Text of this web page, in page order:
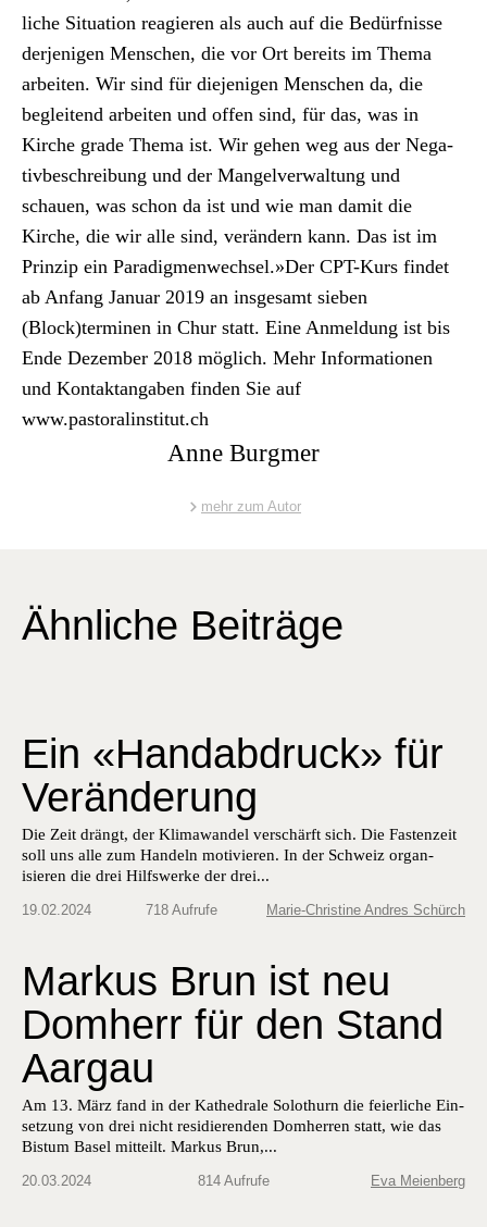
liche Sit­u­a­tion reagieren als auch auf die Bedürfnisse
der­jeni­gen Men­schen, die vor Ort bere­its im The­ma
arbeit­en. Wir sind für diejeni­gen Men­schen da, die
beglei­t­end arbeit­en und offen sind, für das, was in
Kirche grade The­ma ist. Wir gehen weg aus der Neg­a­
tivbeschrei­bung und der Man­gelver­wal­tung und
schauen, was schon da ist und wie man damit die
Kirche, die wir alle sind, verän­dern kann. Das ist im
Prinzip ein Par­a­dig­men­wech­sel.»Der CPT-Kurs find­et
ab Anfang Jan­u­ar 2019 an ins­ge­samt sieben
(Block)terminen in Chur statt. Eine Anmel­dung ist bis
Ende Dezem­ber 2018 möglich. Mehr Infor­ma­tio­nen
und Kon­tak­tangaben find­en Sie auf
www.pastoralinstitut.ch
Anne Burgmer
mehr zum Autor
Ähnliche Beiträge
Ein «Handabdruck» für
Veränderung
Die Zeit drängt, der Kli­mawan­del ver­schärft sich. Die Fas­ten­zeit
soll uns alle zum Han­deln motivieren. In der Schweiz organ­
isieren die drei Hil­f­swerke der drei...
19.02.2024 718 Aufrufe Marie-Christine Andres Schürch
Markus Brun ist neu
Domherr für den Stand
Aargau
Am 13. März fand in der Kathe­drale Solothurn die feier­liche Ein­
set­zung von drei nicht resi­dieren­den Domher­ren statt, wie das
Bis­tum Basel mit­teilt. Markus Brun,...
20.03.2024 814 Aufrufe Eva Meienberg